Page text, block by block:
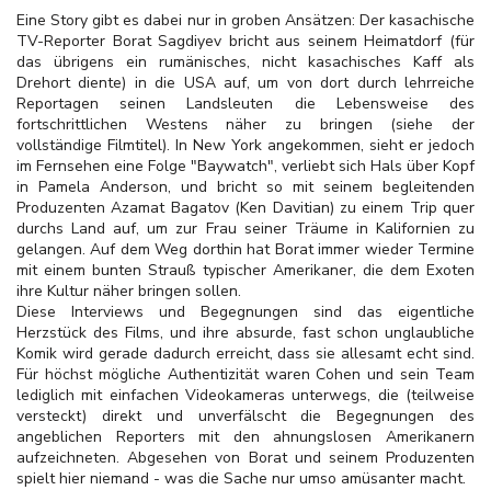
Eine Story gibt es dabei nur in groben Ansätzen: Der kasachische
TV-Reporter Borat Sagdiyev bricht aus seinem Heimatdorf (für
das übrigens ein rumänisches, nicht kasachisches Kaff als
Drehort diente) in die USA auf, um von dort durch lehrreiche
Reportagen seinen Landsleuten die Lebensweise des
fortschrittlichen Westens näher zu bringen (siehe der
vollständige Filmtitel). In New York angekommen, sieht er jedoch
im Fernsehen eine Folge "Baywatch", verliebt sich Hals über Kopf
in Pamela Anderson, und bricht so mit seinem begleitenden
Produzenten Azamat Bagatov (Ken Davitian) zu einem Trip quer
durchs Land auf, um zur Frau seiner Träume in Kalifornien zu
gelangen. Auf dem Weg dorthin hat Borat immer wieder Termine
mit einem bunten Strauß typischer Amerikaner, die dem Exoten
ihre Kultur näher bringen sollen.
Diese Interviews und Begegnungen sind das eigentliche
Herzstück des Films, und ihre absurde, fast schon unglaubliche
Komik wird gerade dadurch erreicht, dass sie allesamt echt sind.
Für höchst mögliche Authentizität waren Cohen und sein Team
lediglich mit einfachen Videokameras unterwegs, die (teilweise
versteckt) direkt und unverfälscht die Begegnungen des
angeblichen Reporters mit den ahnungslosen Amerikanern
aufzeichneten. Abgesehen von Borat und seinem Produzenten
spielt hier niemand - was die Sache nur umso amüsanter macht.